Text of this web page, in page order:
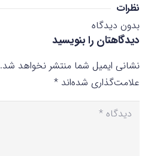
نظرات
بدون دیدگاه
دیدگاهتان را بنویسید
نشانی ایمیل شما منتشر نخواهد شد.
علامت‌گذاری شده‌اند *